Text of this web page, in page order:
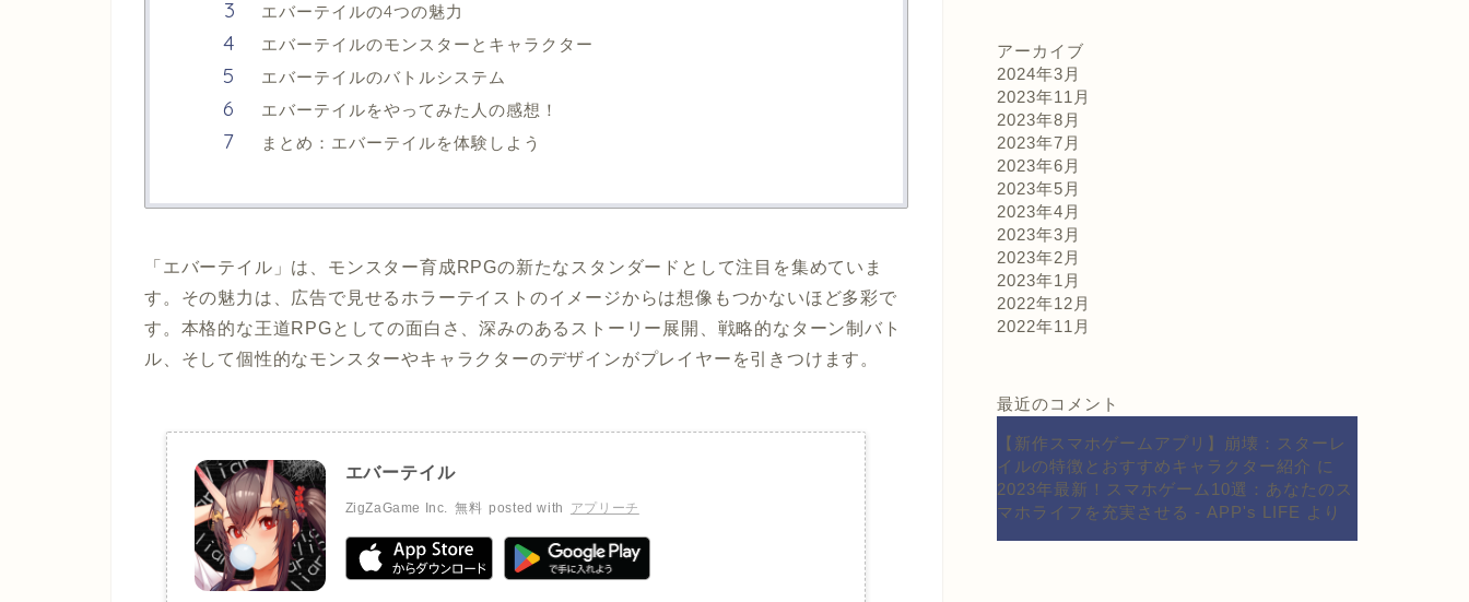
エバーテイルの4つの魅力
エバーテイルのモンスターとキャラクター
エバーテイルのバトルシステム
エバーテイルをやってみた人の感想！
まとめ：エバーテイルを体験しよう
「エバーテイル」は、モンスター育成RPGの新たなスタンダードとして注目を集めていま
す。その魅力は、広告で見せるホラーテイストのイメージからは想像もつかないほど多彩で
す。本格的な王道RPGとしての面白さ、深みのあるストーリー展開、戦略的なターン制バト
ル、そして個性的なモンスターやキャラクターのデザインがプレイヤーを引きつけます。
エバーテイル
ZigZaGame Inc. 無料 posted with アプリーチ
アーカイブ
2024年3月
2023年11月
2023年8月
2023年7月
2023年6月
2023年5月
2023年4月
2023年3月
2023年2月
2023年1月
2022年12月
2022年11月
最近のコメント
【新作スマホゲームアプリ】崩壊：スターレ
イルの特徴とおすすめキャラクター紹介 に
2023年最新！スマホゲーム10選：あなたのス
マホライフを充実させる - APP's LIFE より